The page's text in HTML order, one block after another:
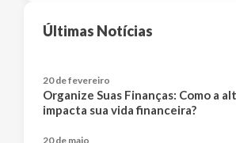
Últimas Notícias
20 de fevereiro
Organize Suas Finanças: Como a
impacta sua vida financeira?
20 de maio